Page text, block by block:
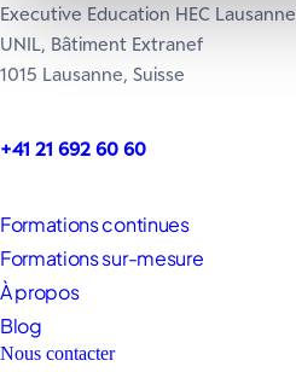
Executive Education HEC Lausanne
UNIL, Bâtiment Extranef
1015 Lausanne, Suisse
+41 21 692 60 60
Formations continues
Formations sur-mesure
À propos
Blog
Nous contacter